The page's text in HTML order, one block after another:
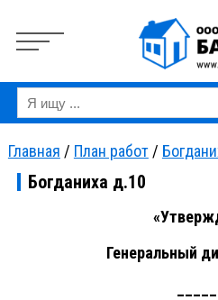
Версия для слабовидящих:
Главная / План работ/
Богданиха д.10
Генеральный